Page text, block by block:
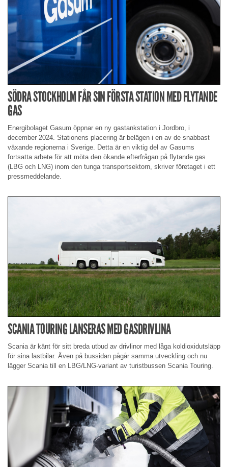
SÖDRA STOCKHOLM FÅR SIN FÖRSTA STATION MED FLYTANDE
GAS
Energibolaget Gasum öppnar en ny gastankstation i Jordbro, i
december 2024. Stationens placering är belägen i en av de snabbast
växande regionerna i Sverige. Detta är en viktig del av Gasums
fortsatta arbete för att möta den ökande efterfrågan på flytande gas
(LBG och LNG) inom den tunga transportsektorn, skriver företaget i ett
pressmeddelande.
SCANIA TOURING LANSERAS MED GASDRIVLINA
Scania är känt för sitt breda utbud av drivlinor med låga koldioxidutsläpp
för sina lastbilar. Även på bussidan pågår samma utveckling och nu
lägger Scania till en LBG/LNG-variant av turistbussen Scania Touring.